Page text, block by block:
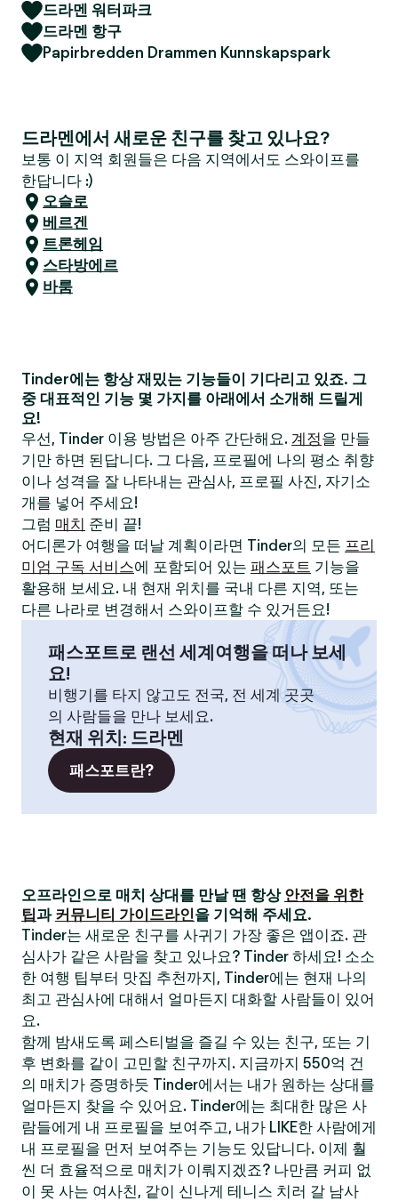
드라멘 워터파크
드라멘 항구
Papirbredden Drammen Kunnskapspark
드라멘에서 새로운 친구를 찾고 있나요?
보통 이 지역 회원들은 다음 지역에서도 스와이프를
한답니다 :)
오슬로
베르겐
트론헤임
스타방에르
바룸
Tinder에는 항상 재밌는 기능들이 기다리고 있죠. 그
중 대표적인 기능 몇 가지를 아래에서 소개해 드릴게
요!
우선, Tinder 이용 방법은 아주 간단해요. 계정을 만들
기만 하면 된답니다. 그 다음, 프로필에 나의 평소 취향
이나 성격을 잘 나타내는 관심사, 프로필 사진, 자기소
개를 넣어 주세요!
그럼 매치 준비 끝!
어디론가 여행을 떠날 계획이라면 Tinder의 모든 프리
미엄 구독 서비스에 포함되어 있는 패스포트 기능을
활용해 보세요. 내 현재 위치를 국내 다른 지역, 또는
다른 나라로 변경해서 스와이프할 수 있거든요!
패스포트로 랜선 세계여행을 떠나 보세
요!
비행기를 타지 않고도 전국, 전 세계 곳곳
의 사람들을 만나 보세요.
현재 위치: 드라멘
패스포트란?
오프라인으로 매치 상대를 만날 땐 항상 안전을 위한
팁과 커뮤니티 가이드라인을 기억해 주세요.
Tinder는 새로운 친구를 사귀기 가장 좋은 앱이죠. 관
심사가 같은 사람을 찾고 있나요? Tinder 하세요! 소소
한 여행 팁부터 맛집 추천까지, Tinder에는 현재 나의
최고 관심사에 대해서 얼마든지 대화할 사람들이 있어
요.
함께 밤새도록 페스티벌을 즐길 수 있는 친구, 또는 기
후 변화를 같이 고민할 친구까지. 지금까지 550억 건
의 매치가 증명하듯 Tinder에서는 내가 원하는 상대를
얼마든지 찾을 수 있어요. Tinder에는 최대한 많은 사
람들에게 내 프로필을 보여주고, 내가 LIKE한 사람에게
내 프로필을 먼저 보여주는 기능도 있답니다. 이제 훨
씬 더 효율적으로 매치가 이뤄지겠죠? 나만큼 커피 없
이 못 사는 여사친, 같이 신나게 테니스 치러 갈 남사